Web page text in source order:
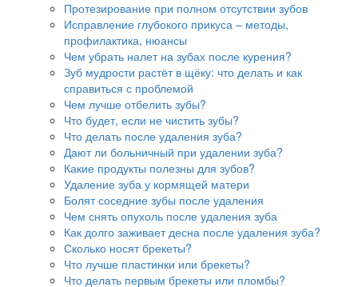
Протезирование при полном отсутствии зубов
Исправление глубокого прикуса – методы,
профилактика, нюансы
Чем убрать налет на зубах после курения?
Зуб мудрости растёт в щёку: что делать и как
справиться с проблемой
Чем лучше отбелить зубы?
Что будет, если не чистить зубы?
Что делать после удаления зуба?
Дают ли больничный при удалении зуба?
Какие продукты полезны для зубов?
Удаление зуба у кормящей матери
Болят соседние зубы после удаления
Чем снять опухоль после удаления зуба
Как долго заживает десна после удаления зуба?
Сколько носят брекеты?
Что лучше пластинки или брекеты?
Что делать первым брекеты или пломбы?